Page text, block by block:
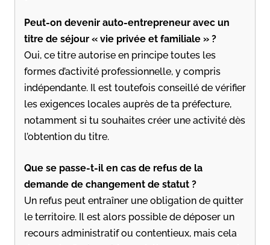
Peut-on devenir auto-entrepreneur avec un
titre de séjour « vie privée et familiale » ?
Oui, ce titre autorise en principe toutes les
formes d’activité professionnelle, y compris
indépendante. Il est toutefois conseillé de vérifier
les exigences locales auprès de ta préfecture,
notamment si tu souhaites créer une activité dès
l’obtention du titre.
Que se passe-t-il en cas de refus de la
demande de changement de statut ?
Un refus peut entraîner une obligation de quitter
le territoire. Il est alors possible de déposer un
recours administratif ou contentieux, mais cela